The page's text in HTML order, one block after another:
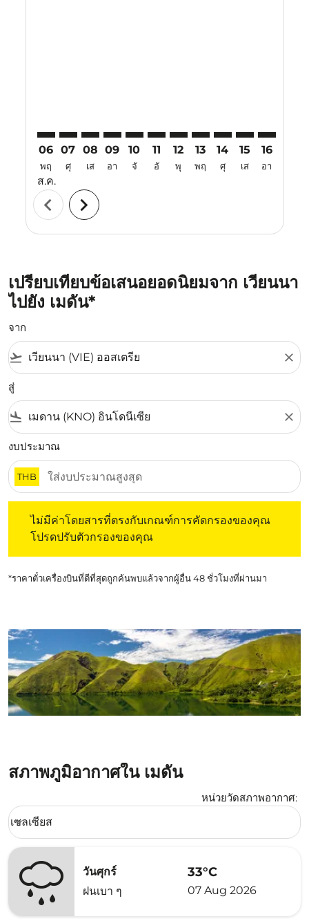
06
พฤ
ส.ค.
07
ศุ
08
เส
09
อา
10
จั
11
อั
12
พุ
13
พฤ
14
ศุ
15
เส
16
อา
chevron_left chevron_right
เปรียบเทียบข้อเสนอยอดนิยมจาก เวียนนา
ไปยัง เมดัน*
จาก
flight_takeoff close
สู่
flight_land close
งบประมาณ
THB
ไม่มีค่าโดยสารที่ตรงกับเกณฑ์การคัดกรองของคุณ
โปรดปรับตัวกรองของคุณ
*ราคาตั๋วเครื่องบินที่ดีที่สุดถูกค้นพบแล้วจากผู้อื่น 48 ชั่วโมงที่ผ่านมา
สภาพภูมิอากาศใน เมดัน
หน่วยวัดสภาพอากาศ:
Weather unit option เซลเซียส Selected
เซลเซียส
keyboard_arrow_down
วันศุกร์
ฝนเบา ๆ
33°C
07 Aug 2026